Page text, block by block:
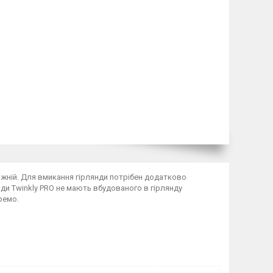
Для вмикання гірлянди потрібен додатково
Twinkly PRO не мають вбудованого в гірлянду